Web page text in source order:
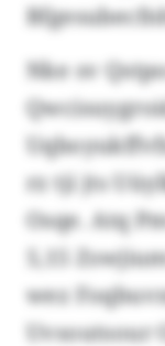
Nke sv
rz tji jts
Osqe. Atq
5,15
wez
Uvsoutsour